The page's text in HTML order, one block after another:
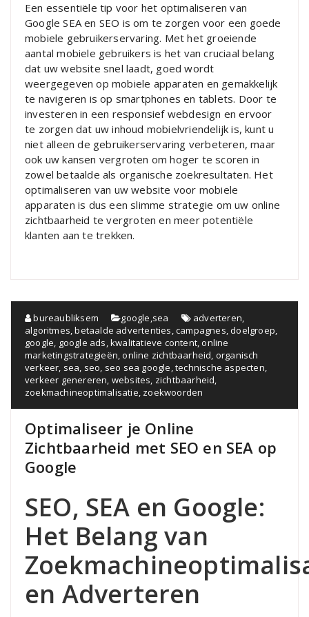
Een essentiële tip voor het optimaliseren van
Google SEA en SEO is om te zorgen voor een goede
mobiele gebruikerservaring. Met het groeiende
aantal mobiele gebruikers is het van cruciaal belang
dat uw website snel laadt, goed wordt
weergegeven op mobiele apparaten en gemakkelijk
te navigeren is op smartphones en tablets. Door te
investeren in een responsief webdesign en ervoor
te zorgen dat uw inhoud mobielvriendelijk is, kunt u
niet alleen de gebruikerservaring verbeteren, maar
ook uw kansen vergroten om hoger te scoren in
zowel betaalde als organische zoekresultaten. Het
optimaliseren van uw website voor mobiele
apparaten is dus een slimme strategie om uw online
zichtbaarheid te vergroten en meer potentiële
klanten aan te trekken.
bureaubliksem google,sea adverteren,
algoritmes,betaalde advertenties,campagnes,doelgroep,
google, google ads,kwalitatieve content,online
marketingstrategieën,online zichtbaarheid, organisch
verkeer, sea, seo, seo sea google,technische aspecten,
verkeer genereren, websites, zichtbaarheid,
zoekmachineoptimalisatie, zoekwoorden
Optimaliseer je Online
Zichtbaarheid met SEO en SEA op
Google
SEO, SEA en Google:
Het Belang van
en Adverteren